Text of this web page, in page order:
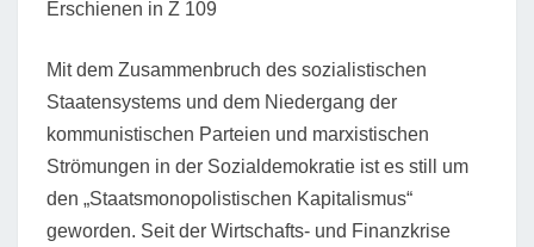
Erschienen in Z 109
Mit dem Zusammenbruch des sozialistischen
Staatensystems und dem Niedergang der
kommunistischen Parteien und marxistischen
Strömungen in der Sozialdemokratie ist es still um
den „Staatsmonopolistischen Kapitalismus“
geworden. Seit der Wirtschafts- und Finanzkrise